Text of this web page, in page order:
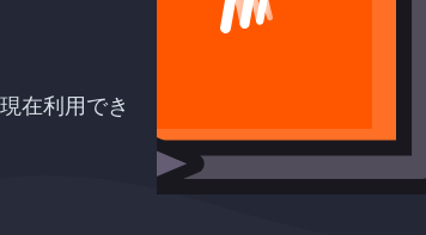
在利用でき